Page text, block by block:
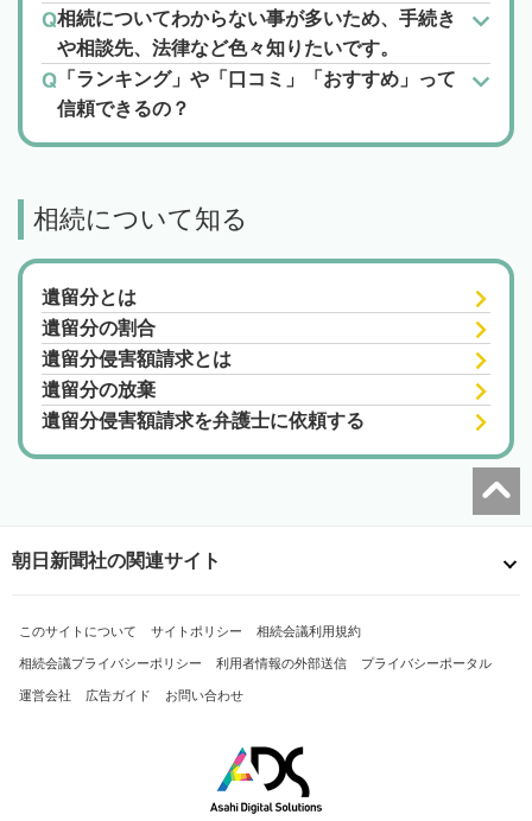
相続についてわからない事が多いため、手続き
や相談先、法律など色々知りたいです。
「ランキング」や「口コミ」「おすすめ」って
信頼できるの？
相続について知る
遺留分とは
遺留分の割合
遺留分侵害額請求とは
遺留分の放棄
遺留分侵害額請求を弁護士に依頼する
朝日新聞社の関連サイト
このサイトについて サイトポリシー 相続会議利用規約
相続会議プライバシーポリシー 利用者情報の外部送信 プライバシーポータル
運営会社 広告ガイド お問い合わせ